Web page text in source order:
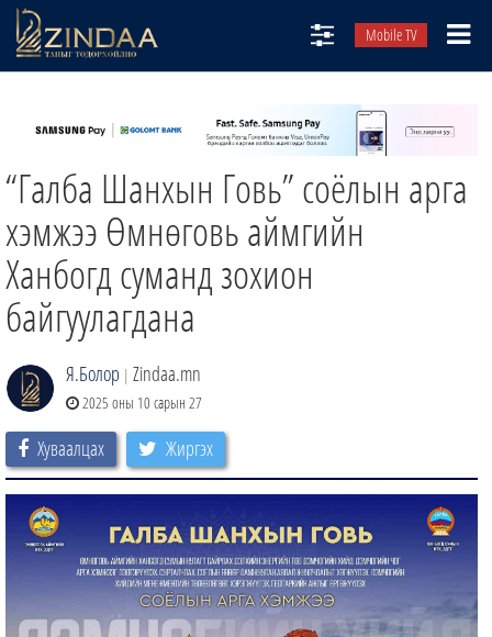
Mobile TV
ТВ8
ӨГЛӨӨНИЙ СОНИН
АУДИО ЗОХИОЛ
ЗИНДАА СЭТГҮҮЛ
“Галба Шанхын Говь” соёлын арга
хэмжээ Өмнөговь аймгийн
Ханбогд суманд зохион
байгуулагдана
Я.Болор | Zindaa.mn
2025 оны 10 сарын 27
Хуваалцах Жиргэх